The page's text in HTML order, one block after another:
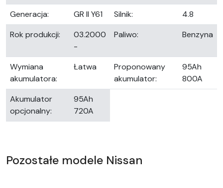
Generacja:
GR II Y61 Silnik:
4.8
Rok produkcji:
03.2000
-
Paliwo: Benzyna
Wymiana
akumulatora:
Łatwa
Proponowany
akumulator:
95Ah
800A
Akumulator
opcjonalny:
95Ah
720A
Pozostałe modele Nissan